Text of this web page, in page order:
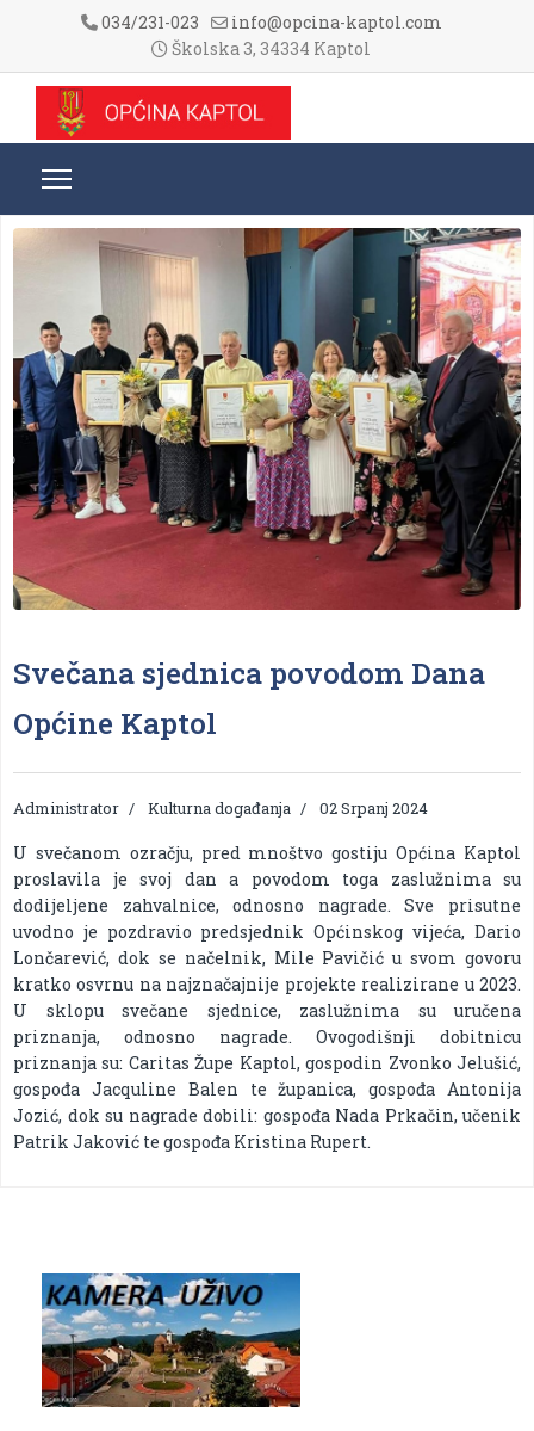
034/231-023
info@opcina-kaptol.com
Školska 3, 34334 Kaptol
Svečana sjednica povodom Dana
Općine Kaptol
Administrator Kulturna događanja 02 Srpanj 2024
U svečanom ozračju, pred mnoštvo gostiju Općina Kaptol
proslavila je svoj dan a povodom toga zaslužnima su
dodijeljene zahvalnice, odnosno nagrade. Sve prisutne
uvodno je pozdravio predsjednik Općinskog vijeća, Dario
Lončarević, dok se načelnik, Mile Pavičić u svom govoru
kratko osvrnu na najznačajnije projekte realizirane u 2023.
U sklopu svečane sjednice, zaslužnima su uručena
priznanja, odnosno nagrade. Ovogodišnji dobitnicu
priznanja su: Caritas Župe Kaptol, gospodin Zvonko Jelušić,
gospođa Jacquline Balen te županica, gospođa Antonija
Jozić, dok su nagrade dobili: gospođa Nada Prkačin, učenik
Patrik Jaković te gospođa Kristina Rupert.